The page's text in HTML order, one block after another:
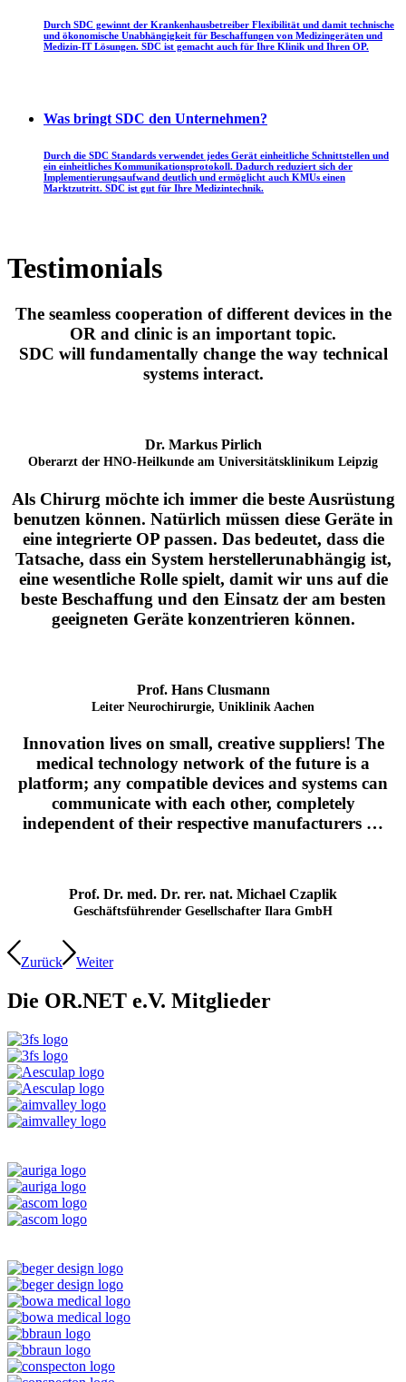
Durch SDC gewinnt der Krankenhausbetreiber Flexibilität und damit technische
und ökonomische Unabhängigkeit für Beschaffungen von Medizingeräten und
Medizin-IT Lösungen. SDC ist gemacht auch für Ihre Klinik und Ihren OP.
Was bringt SDC den Unternehmen?
Durch die SDC Standards verwendet jedes Gerät einheitliche Schnittstellen und
ein einheitliches Kommunikationsprotokoll. Dadurch reduziert sich der
Implementierungsaufwand deutlich und ermöglicht auch KMUs einen
Marktzutritt. SDC ist gut für Ihre Medizintechnik.
Testimonials
The seamless cooperation of different devices in the
OR and clinic is an important topic.
SDC will fundamentally change the way technical
systems interact.
Dr. Markus Pirlich
Oberarzt der HNO-Heilkunde am Universitätsklinikum Leipzig
Als Chirurg möchte ich immer die beste Ausrüstung
benutzen können. Natürlich müssen diese Geräte in
eine integrierte OP passen. Das bedeutet, dass die
Tatsache, dass ein System herstellerunabhängig ist,
eine wesentliche Rolle spielt, damit wir uns auf die
beste Beschaffung und den Einsatz der am besten
geeigneten Geräte konzentrieren können.
Prof. Hans Clusmann
Leiter Neurochirurgie, Uniklinik Aachen
Innovation lives on small, creative suppliers! The
medical technology network of the future is a
platform; any compatible devices and systems can
communicate with each other, completely
independent of their respective manufacturers …
Prof. Dr. med. Dr. rer. nat. Michael Czaplik
Geschäftsführender Gesellschafter Ilara GmbH
Zurück Weiter
Die OR.NET e.V. Mitglieder